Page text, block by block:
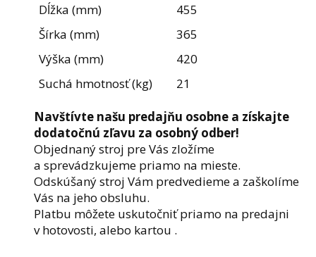
Dĺžka (mm)
455
Šírka (mm)
365
Výška (mm)
420
Suchá hmotnosť (kg)
21
Navštívte našu predajňu osobne a získajte
dodatočnú zľavu za osobný odber!
Objednaný stroj pre Vás zložíme
a sprevádzkujeme priamo na mieste.
Odskúšaný stroj Vám predvedieme a zaškolíme
Vás na jeho obsluhu.
Platbu môžete uskutočniť priamo na predajni
v hotovosti, alebo kartou .